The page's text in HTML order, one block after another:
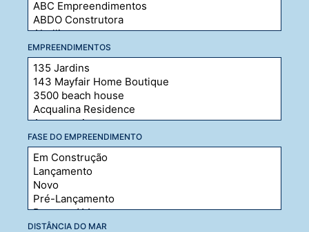
EMPREENDIMENTOS
FASE DO EMPREENDIMENTO
DISTÂNCIA DO MAR